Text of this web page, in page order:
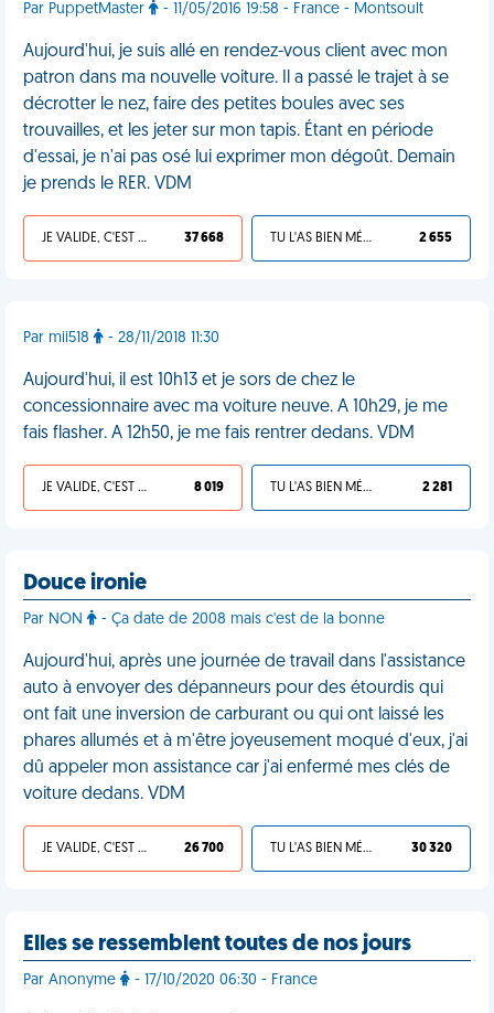
Par PuppetMaster - 11/05/2016 19:58 - France - Montsoult
Aujourd'hui, je suis allé en rendez-vous client avec mon
patron dans ma nouvelle voiture. Il a passé le trajet à se
décrotter le nez, faire des petites boules avec ses
trouvailles, et les jeter sur mon tapis. Étant en période
d'essai, je n'ai pas osé lui exprimer mon dégoût. Demain
je prends le RER. VDM
JE VALIDE, C'EST UNE VDM 37 668 TU L'AS BIEN MÉRITÉ 2 655
Par mii518 - 28/11/2018 11:30
Aujourd'hui, il est 10h13 et je sors de chez le
concessionnaire avec ma voiture neuve. A 10h29, je me
fais flasher. A 12h50, je me fais rentrer dedans. VDM
JE VALIDE, C'EST UNE VDM 8 019 TU L'AS BIEN MÉRITÉ 2 281
Douce ironie
Par NON - Ça date de 2008 mais c'est de la bonne
Aujourd'hui, après une journée de travail dans l'assistance
auto à envoyer des dépanneurs pour des étourdis qui
ont fait une inversion de carburant ou qui ont laissé les
phares allumés et à m'être joyeusement moqué d'eux, j'ai
dû appeler mon assistance car j'ai enfermé mes clés de
voiture dedans. VDM
JE VALIDE, C'EST UNE VDM 26 700 TU L'AS BIEN MÉRITÉ 30 320
Elles se ressemblent toutes de nos jours
Par Anonyme - 17/10/2020 06:30 - France